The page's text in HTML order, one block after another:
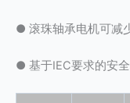
● 滚珠轴承电机可减
● 基于IEC要求的安